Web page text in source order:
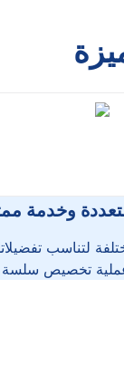
وخدمة
لتناسب